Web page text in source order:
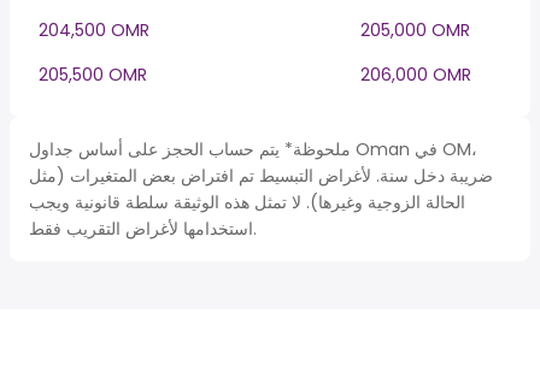
204,500 OMR
205,000 OMR
205,500 OMR
206,000 OMR
ملحوظة* يتم حساب الحجز على أساس جداول Oman في OM،
ضريبة دخل سنة. لأغراض التبسيط تم افتراض بعض المتغيرات (مثل
الحالة الزوجية وغيرها). لا تمثل هذه الوثيقة سلطة قانونية ويجب
استخدامها لأغراض التقريب فقط.